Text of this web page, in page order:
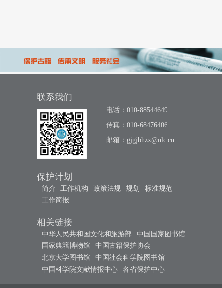
联系我们
电话：010-88544649
传真：010-68476406
邮箱： gjgjbhzx@nlc.cn
保护计划
简介 工作机构 政策法规 规划
标准规范
工作简报
相关链接
中华人民共和国文化和旅游部
中国国家图书馆
国家典籍博物馆
中国古籍保护协会
北京大学图书馆
中国社会科学院图书馆
中国科学院文献情报中心
各省保护中心